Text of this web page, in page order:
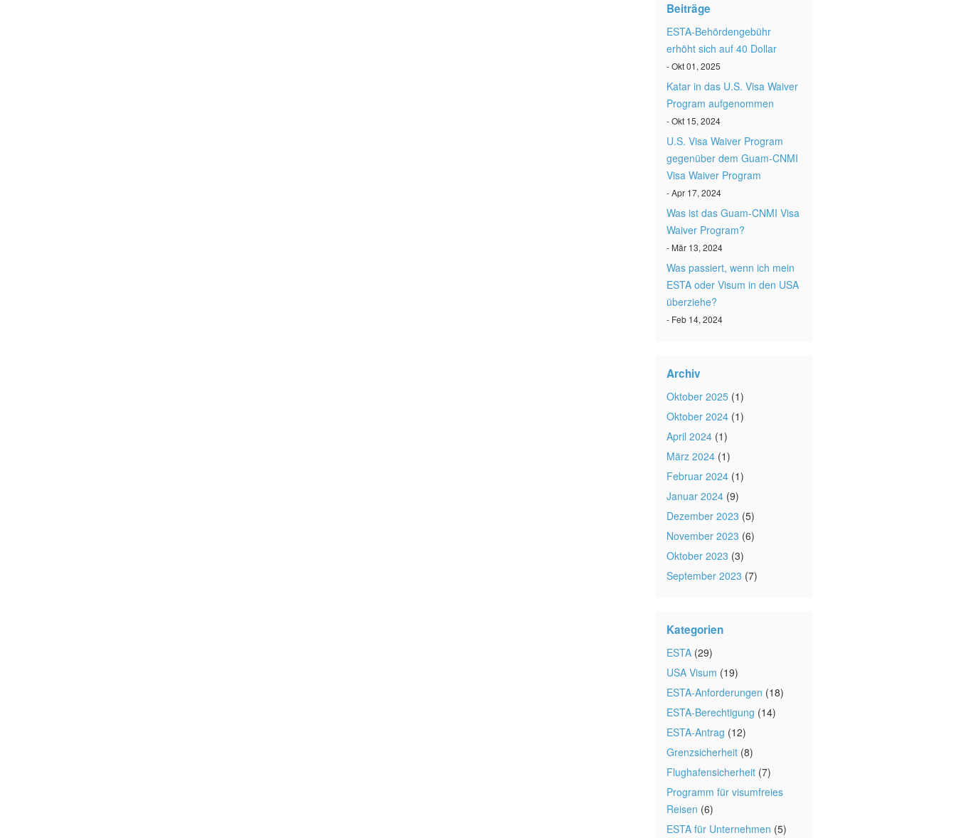
Beiträge
ESTA-Behördengebühr
erhöht sich auf 40 Dollar
- Okt 01, 2025
Katar in das U.S. Visa Waiver
Program aufgenommen
- Okt 15, 2024
U.S. Visa Waiver Program
gegenüber dem Guam-CNMI
Visa Waiver Program
- Apr 17, 2024
Was ist das Guam-CNMI Visa
Waiver Program?
- Mär 13, 2024
Was passiert, wenn ich mein
ESTA oder Visum in den USA
überziehe?
- Feb 14, 2024
Archiv
Oktober 2025 (1)
Oktober 2024 (1)
April 2024 (1)
März 2024 (1)
Februar 2024 (1)
Januar 2024 (9)
Dezember 2023 (5)
November 2023 (6)
Oktober 2023 (3)
September 2023 (7)
Kategorien
ESTA (29)
USA Visum (19)
ESTA-Anforderungen (18)
ESTA-Berechtigung (14)
ESTA-Antrag (12)
Grenzsicherheit (8)
Flughafensicherheit (7)
Programm für visumfreies
Reisen (6)
ESTA für Unternehmen (5)